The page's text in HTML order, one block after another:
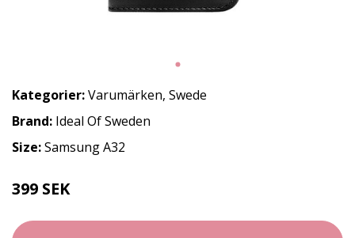
Kategorier:Varumärken, Swede
Brand: Ideal Of Sweden
Size:Samsung A32
399 SEK